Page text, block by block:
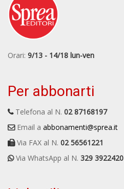
Orari: 9/13 - 14/18 lun-ven
Per abbonarti
Telefona al N. 02 87168197
Email a abbonamenti@sprea.it
Via FAX al N. 02 56561221
Via WhatsApp al N. 329 3922420